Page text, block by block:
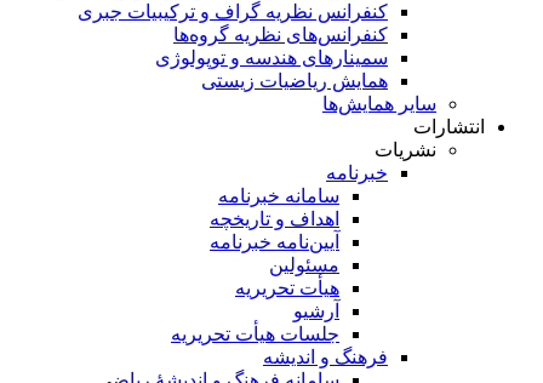
کنفرانس نظریه گراف و ترکیبیات جبری
کنفرانس‌های نظریه گروه‌ها
سمینار‌های هندسه و توپولوژی
همایش ریاضیات زیستی
سایر همایش‌ها
انتشارات
نشریات
خبرنامه
سامانه خبرنامه
اهداف و تاریخچه
آیین‌نامه خبرنامه
مسئولین
هیأت تحریریه
آرشیو
جلسات هیأت تحریریه
فرهنگ و اندیشه